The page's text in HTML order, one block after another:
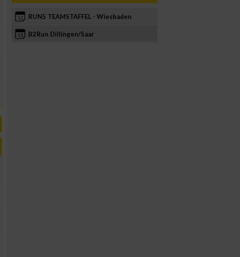
12 RUN5 TEAMSTAFFEL - Wiesbaden
13 B2Run Dillingen/Saar